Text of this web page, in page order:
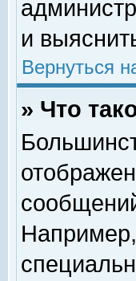
и
Вернуться
» Что